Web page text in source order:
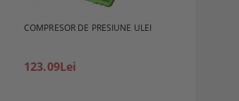
COMPRESOR DE PRESIUNE ULEI
123.09Lei